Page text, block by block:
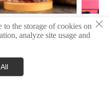
06×
the storage of cookies on
analyze site usage and